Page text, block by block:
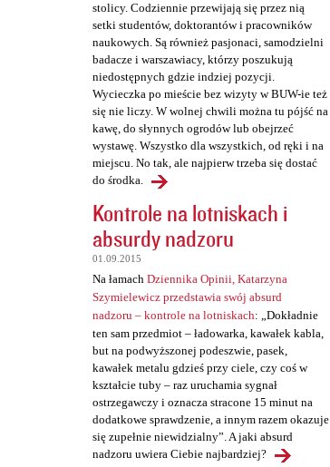
stolicy. Codziennie przewijają się przez nią
setki studentów, doktorantów i pracowników
naukowych. Są również pasjonaci, samodzielni
badacze i warszawiacy, którzy poszukują
niedostępnych gdzie indziej pozycji.
Wycieczka po mieście bez wizyty w BUW-ie też
się nie liczy. W wolnej chwili można tu pójść na
kawę, do słynnych ogrodów lub obejrzeć
wystawę. Wszystko dla wszystkich, od ręki i na
miejscu. No tak, ale najpierw trzeba się dostać
do środka.
Kontrole na lotniskach i
absurdy nadzoru
01.09.2015
Na łamach Dziennika Opinii, Katarzyna
Szymielewicz przedstawia swój absurd
nadzoru – kontrole na lotniskach: „Dokładnie
ten sam przedmiot – ładowarka, kawałek kabla,
but na podwyższonej podeszwie, pasek,
kawałek metalu gdzieś przy ciele, czy coś w
kształcie tuby – raz uruchamia sygnał
ostrzegawczy i oznacza stracone 15 minut na
dodatkowe sprawdzenie, a innym razem okazuje
się zupełnie niewidzialny”. A jaki absurd
nadzoru uwiera Ciebie najbardziej?